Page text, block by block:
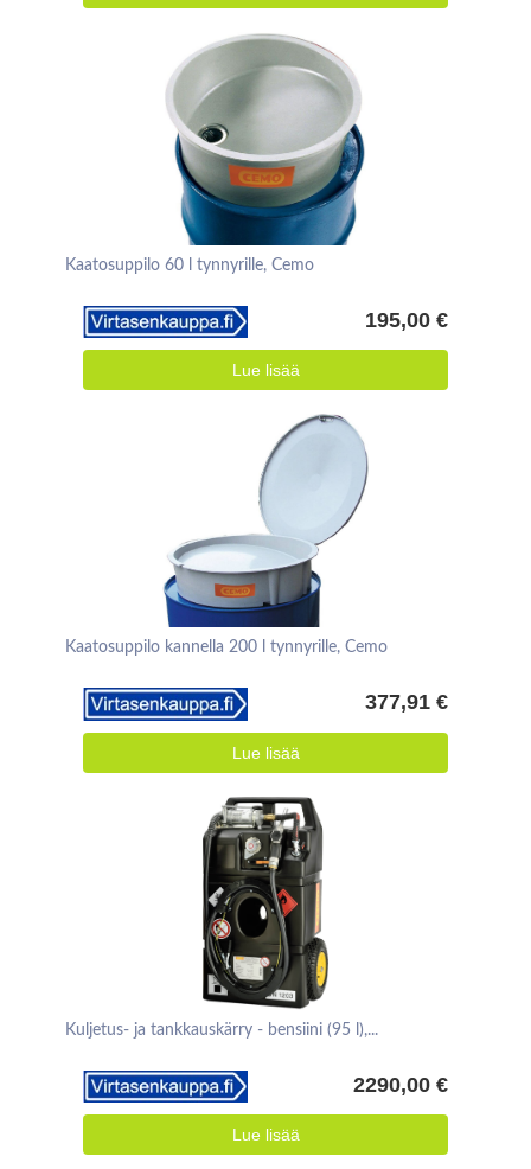
Kaatosuppilo 60 l tynnyrille, Cemo
195,00 €
Lue lisää
Kaatosuppilo kannella 200 l tynnyrille, Cemo
377,91 €
Lue lisää
Kuljetus- ja tankkauskärry - bensiini (95 l),...
2290,00 €
Lue lisää